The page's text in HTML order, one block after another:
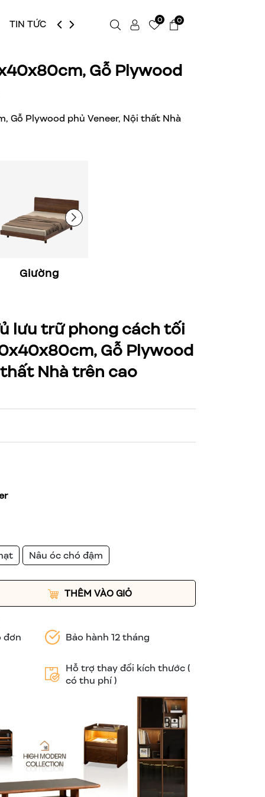
TIN TỨC LIÊN HỆ 0 0
Gỗ Plywood
Gỗ Plywood phủ Veneer, Nội thất Nhà
Giường
lưu trữ phong cách tối
Gỗ Plywood
Nhà trên cao
Nâu óc chó đậm
THÊM VÀO GIỎ
đơn
Bảo hành 12 tháng
Hỗ trợ thay đổi kích thước (
có thu phí )